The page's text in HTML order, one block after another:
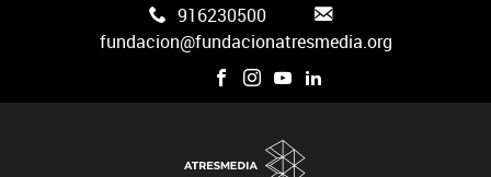
916230500
fundacion@fundacionatresmedia.org